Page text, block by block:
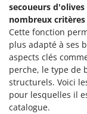
secoueurs
nombreux
Cette fonction
plus adapté à ses
aspects clés
perche, le type de
structurels. Voici
pour lesquelles il
catalogue.